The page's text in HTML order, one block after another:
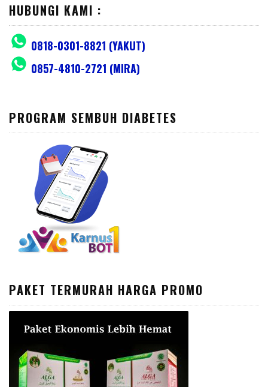
HUBUNGI KAMI :
0818-0301-8821 (YAKUT)
0857-4810-2721 (MIRA)
PROGRAM SEMBUH DIABETES
PAKET TERMURAH HARGA PROMO